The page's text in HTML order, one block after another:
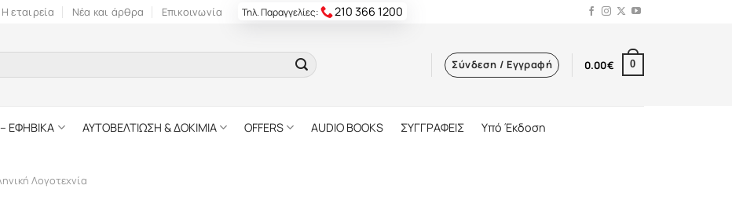
Η εταιρεία Νέα και άρθρα Επικοινωνία Τηλ. Παραγγελίες: 210 366 1200
Σύνδεση / Εγγραφή 0.00€ 0
ΕΦΗΒΙΚΑ ΑΥΤΟΒΕΛΤΙΩΣΗ & ΔΟΚΙΜΙΑ OFFERS AUDIO BOOKS ΣΥΓΓΡΑΦΕΙΣ Υπό Έκδοση
Λογοτεχνία